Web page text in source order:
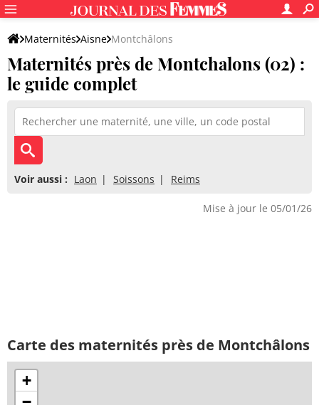
Maternités Aisne Montchâlons
Maternités près de Montchalons (02) :
le guide complet
Voir aussi : Laon Soissons Reims
Mise à jour le 05/01/26
Carte des maternités près de Montchâlons
+